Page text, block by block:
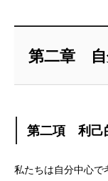
第二章 自
第二項 利己
私たちは自分中心で